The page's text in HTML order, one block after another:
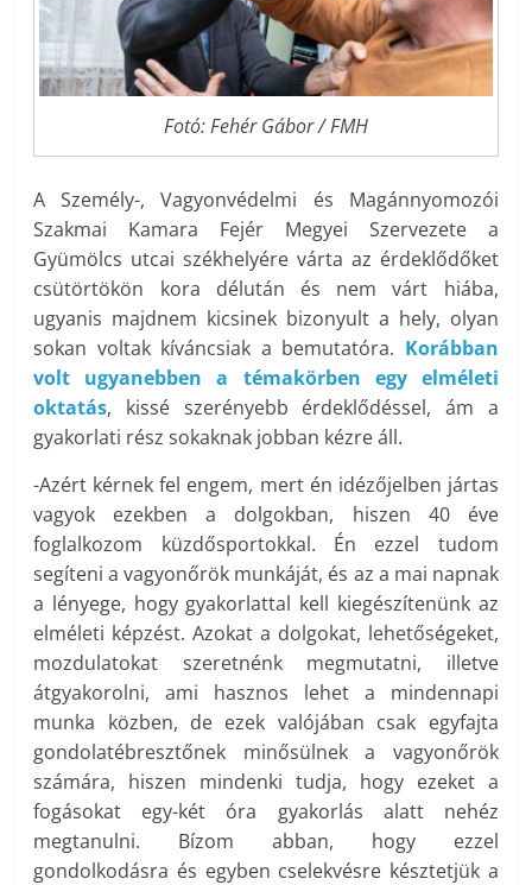
Fotó: Fehér Gábor / FMH
A Személy-, Vagyonvédelmi és Magánnyomozói
Szakmai Kamara Fejér Megyei Szervezete a
Gyümölcs utcai székhelyére várta az érdeklődőket
csütörtökön kora délután és nem várt hiába,
ugyanis majdnem kicsinek bizonyult a hely, olyan
sokan voltak kíváncsiak a bemutatóra. Korábban
volt ugyanebben a témakörben egy elméleti
oktatás, kissé szerényebb érdeklődéssel, ám a
gyakorlati rész sokaknak jobban kézre áll.
-Azért kérnek fel engem, mert én idézőjelben jártas
vagyok ezekben a dolgokban, hiszen 40 éve
foglalkozom küzdősportokkal. Én ezzel tudom
segíteni a vagyonőrök munkáját, és az a mai napnak
a lényege, hogy gyakorlattal kell kiegészítenünk az
elméleti képzést. Azokat a dolgokat, lehetőségeket,
mozdulatokat szeretnénk megmutatni, illetve
átgyakorolni, ami hasznos lehet a mindennapi
munka közben, de ezek valójában csak egyfajta
gondolatébresztőnek minősülnek a vagyonőrök
számára, hiszen mindenki tudja, hogy ezeket a
fogásokat egy-két óra gyakorlás alatt nehéz
megtanulni. Bízom abban, hogy ezzel
gondolkodásra és egyben cselekvésre késztetjük a